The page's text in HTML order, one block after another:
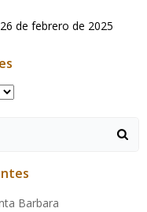
26 de febrero de 2025
Barbara